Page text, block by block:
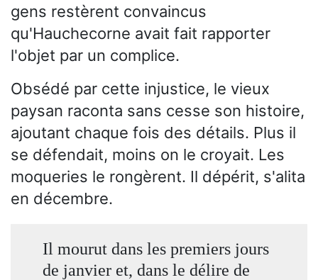
gens restèrent convaincus
qu'Hauchecorne avait fait rapporter
l'objet par un complice.
Obsédé par cette injustice, le vieux
paysan raconta sans cesse son histoire,
ajoutant chaque fois des détails. Plus il
se défendait, moins on le croyait. Les
moqueries le rongèrent. Il dépérit, s'alita
en décembre.
Il mourut dans les premiers jours
de janvier et, dans le délire de